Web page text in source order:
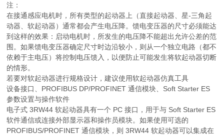
注：
在接通感应电机时，所有类型的起动器上（直接起动器、星-三角起
动器、软起动器）通常都会产生电压降。馈电变压器的尺寸必须能达
到这样的效果：启动电机时，所发生的电压降不能超出允许公差的范
围。如果馈电变压器确定尺寸时边沿较小，则从一个独立电路（都不
依赖于主电压）将控制电压馈入，以便防止可能发生将软起动器切断
的情形。
若要对软起动器进行规格设计，建议使用软起动器仿真工具
设备接口、PROFIBUS DP/PROFINET 通信模块、Soft Starter ES
参数设置与操作软件
电子式 3RW44 软起动器具有一个 PC 接口，用于与 Soft Starter ES
软件通信或连接外部显示器和操作员模块。如果使用可选的
PROFIBUS/PROFINET 通信模块，则 3RW44 软起动器可以集成在